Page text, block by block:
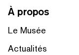
À propos
Le Musée
Actualités